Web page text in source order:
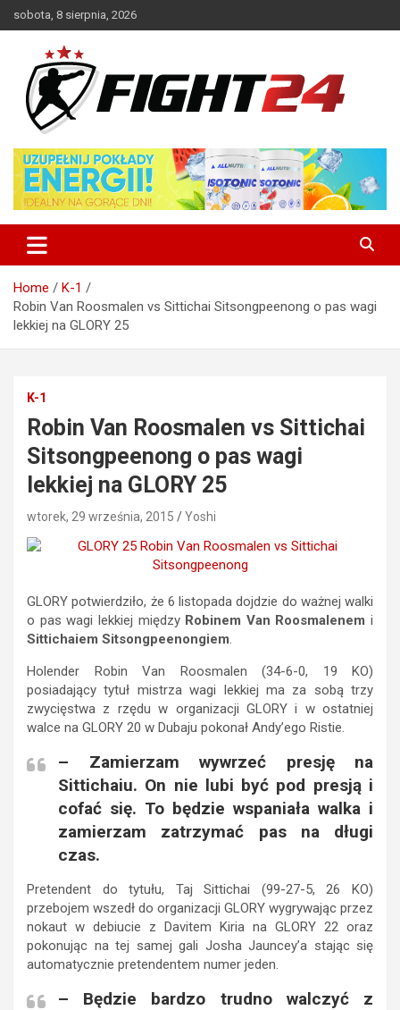
to
sobota, 8 sierpnia, 2026
FIGHT24.PL – MMA i K-1, UFC
Home
K-1
Robin Van Roosmalen vs Sittichai Sitsongpeenong o pas wagi
lekkiej na GLORY 25
K-1
Robin Van Roosmalen vs Sittichai
Sitsongpeenong o pas wagi
lekkiej na GLORY 25
wtorek, 29 września, 2015 Yoshi
GLORY potwierdziło, że 6 listopada dojdzie do ważnej walki
o pas wagi lekkiej między Robinem Van Roosmalenem i
Sittichaiem Sitsongpeenongiem.
Holender Robin Van Roosmalen (34-6-0, 19 KO)
posiadający tytuł mistrza wagi lekkiej ma za sobą trzy
zwycięstwa z rzędu w organizacji GLORY i w ostatniej
walce na GLORY 20 w Dubaju pokonał Andy’ego Ristie.
– Zamierzam wywrzeć presję na
Sittichaiu. On nie lubi być pod presją i
cofać się. To będzie wspaniała walka i
zamierzam zatrzymać pas na długi
czas.
Pretendent do tytułu, Taj Sittichai (99-27-5, 26 KO)
przebojem wszedł do organizacji GLORY wygrywając przez
nokaut w debiucie z Davitem Kiria na GLORY 22 oraz
pokonując na tej samej gali Josha Jauncey’a stając się
automatycznie pretendentem numer jeden.
– Będzie bardzo trudno walczyć z